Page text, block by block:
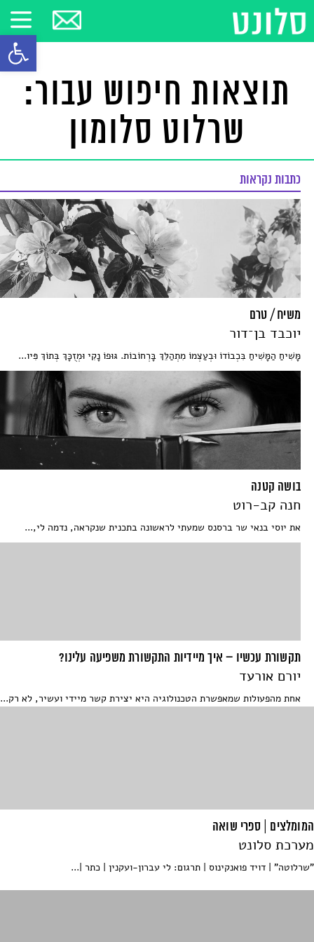
פתח
תוצאות חיפוש עבור:
שרלוט סלומון
כתבות נקראות
משיח / טרם
יוכבד בן־דור
מָּשִׁיחַ הַמָּשִׁיחַ בִּכְבוֹדוֹ וּבְעַצְמוֹ מִתְהַלֵּךְ בָּרְחוֹבוֹת. גּוּפוֹ נָקִי וּמְזֻכָּךְ בְּתוֹךְ פִּיו...
בושה קטנה
חנה קב-רוט
את יוסי בנאי שר ברסנס שמעתי לראשונה בתכנית שנקראה, נדמה לי,...
תקשורת עכשיו – איך מיידיות התקשורת משפיעה עלינו?
יורם אורעד
אחת מהפעולות שמאפשרת הטכנולוגיה היא יצירת קשר מיידי ועשיר, לא רק...
המומלצים | ספרי שואה
מערכת סלונט
"שרלוטה" | דויד פואנקינוס | תרגום: לי עברון-ועקנין | כתר |...